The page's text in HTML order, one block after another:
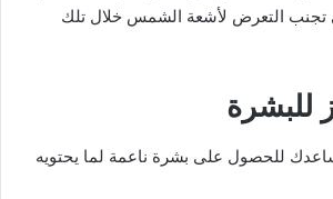
تجنب التعرض لأشعة الشمس خلال تلك
للحصول على بشرة ناعمة لما يحتويه